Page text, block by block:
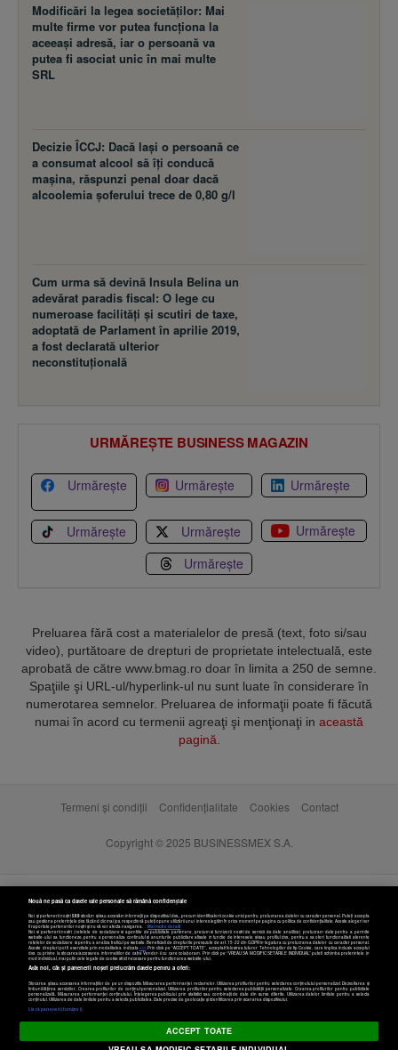
Modificări la legea societăţilor: Mai
multe firme vor putea funcţiona la
aceeaşi adresă, iar o persoană va
putea fi asociat unic în mai multe
SRL
Decizie ÎCCJ: Dacă laşi o persoană ce
a consumat alcool să îţi conducă
maşina, răspunzi penal doar dacă
alcoolemia şoferului trece de 0,80 g/l
Cum urma să devină Insula Belina un
adevărat paradis fiscal: O lege cu
numeroase facilităţi şi scutiri de taxe,
adoptată de Parlament în aprilie 2019,
a fost declarată ulterior
neconstituţională
URMĂREȘTE BUSINESS MAGAZIN
Urmărește Urmărește Urmărește
Urmărește Urmărește
Urmărește
Urmărește
Preluarea fără cost a materialelor de presă (text, foto si/sau
video), purtătoare de drepturi de proprietate intelectuală, este
aprobată de către www.bmag.ro doar în limita a 250 de semne.
Spaţiile şi URL-ul/hyperlink-ul nu sunt luate în considerare în
numerotarea semnelor. Preluarea de informaţii poate fi făcută
numai în acord cu termenii agreaţi şi menţionaţi in această
pagină
Termeni și condiții Confidențialitate Cookies Contact
Copyright © 2025 BUSINESSMEX S.A.
Setări cookies
Nouă ne pasă ca datele tale personale să rămână confidențiale
Noi și partenerii noștri589stocăm și/sau accesăm informații pe dispozitivul dvs., precum identificatorii cookie unici pentru prelucrarea datelor cu caracter personal. Puteți accepta
sau gestiona preferințele dvs. făcând clic mai jos, respectiv vă puteți opune utilizării unui interes legitim în orice moment pe pagina cu politica de confidențialitate. Aceste alegeri vor
fi raportate partenerilor noștri și nu vă vor afecta navigarea.
Mai multe detalii
Noi si partenerii nostri (retelele de socializare si agentiile de publicitate partenere, precum si furnizorii nostri de servicii de date analitice) prelucram date pentru a permite
website-ului sa functioneze, pentru a personaliza continutul si anunturile publicitare afisate in functie de interesele si/sau profilul dvs., pentru a va oferi functionalitati aferente
retelelor de socializare si pentru a analiza traficul pe website. Beneficiati de drepturile prevazute de art. 15-22 din GDPR in legatura cu prelucrarea datelor cu caracter personal.
Aceste drepturi pot fi exercitate prin modalitatea indicataaici. Prin click pe “ACCEPT TOATE”, acceptati folosirea tuturor Tehnologiilor de tip Cookie, care implica inclusiv acceptul
dvs. cu privire la stocarea/accesarea informatiilor de catre Vendor-ii cu care colaboram. Prin click pe “VREAU SA MODIFIC SETARILE INDIVIDUAL” puteti schimba preferintele in
mod individual, mai putin cele legate de cookie strict necesare pentru functionarea website-ului.
Atât noi, cât și partenerii noștri prelucrăm datele pentru a oferi:
Stocarea și/sau accesarea informațiilor de pe un dispozitiv. Măsurarea performanței reclamelor. Utilizarea profilurilor pentru selectarea conținutului personalizat. Dezvoltarea și
îmbunătățirea serviciilor. Crearea profilurilor de conținut personalizat. Utilizarea profilurilor pentru selectarea publicității personalizate. Crearea profilurilor pentru publicitate
personalizată. Măsurarea performanței conținutului. Înțelegerea publicului prin statistici sau combinații de date din surse diferite. Utilizarea datelor limitate pentru a selecta
conținutul. Utilizarea de date limitate pentru a selecta publicitatea. Date precise de geolocație și identificarea prin scanarea dispozitivului.
Listă parteneri (furnizori)
ACCEPT TOATE